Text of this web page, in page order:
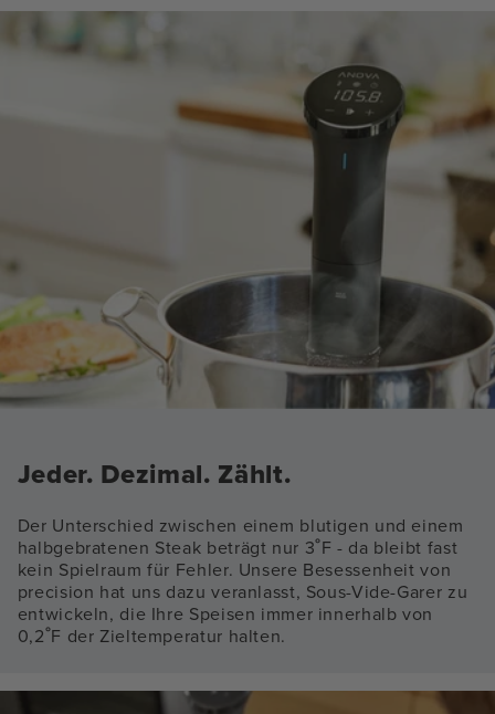
Jeder. Dezimal. Zählt.
Der Unterschied zwischen einem blutigen und einem
halbgebratenen Steak beträgt nur 3˚F - da bleibt fast
kein Spielraum für Fehler. Unsere Besessenheit von
precision hat uns dazu veranlasst, Sous-Vide-Garer zu
entwickeln, die Ihre Speisen immer innerhalb von
0,2˚F der Zieltemperatur halten.